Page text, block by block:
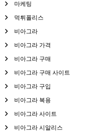
마케팅
먹튀폴리스
비아그라
비아그라 가격
비아그라 구매
비아그라 구매 사이트
비아그라 구입
비아그라 복용
비아그라 사이트
비아그라 시알리스